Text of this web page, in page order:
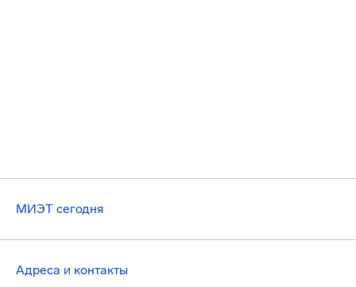
МИЭТ сегодня
Адреса и контакты